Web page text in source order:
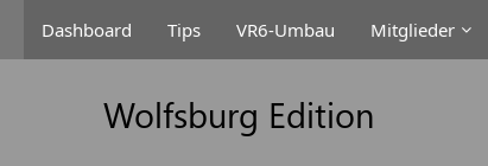
Dashboard Tips VR6-Umbau Mitglieder